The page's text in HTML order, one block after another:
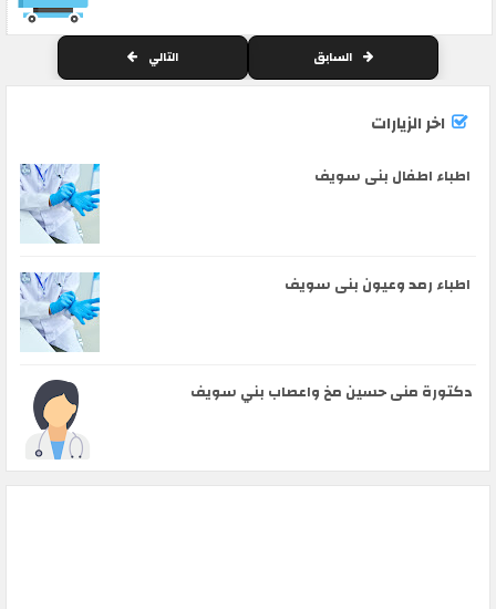
السابق التالي
اخر الزيارات
اطباء اطفال بنى سويف
اطباء رمد وعيون بنى سويف
دكتورة منى حسين مخ واعصاب بني سويف